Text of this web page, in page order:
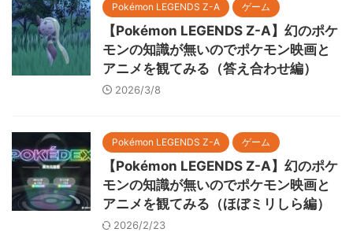
Pokémon LEGENDS Z-A ゲーム
【Pokémon LEGENDS Z-A】幻のポケ
モンの知識が無いのでポケモン映画と
アニメを観てみる（答え合わせ編）
2026/3/8
Pokémon LEGENDS Z-A ゲーム
【Pokémon LEGENDS Z-A】幻のポケ
モンの知識が無いのでポケモン映画と
アニメを観てみる（ほぼミリしら編）
2026/2/23